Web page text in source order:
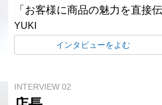
「お客様に商品の魅力を直接
YUKI
インタビューをよむ
INTERVIEW 02